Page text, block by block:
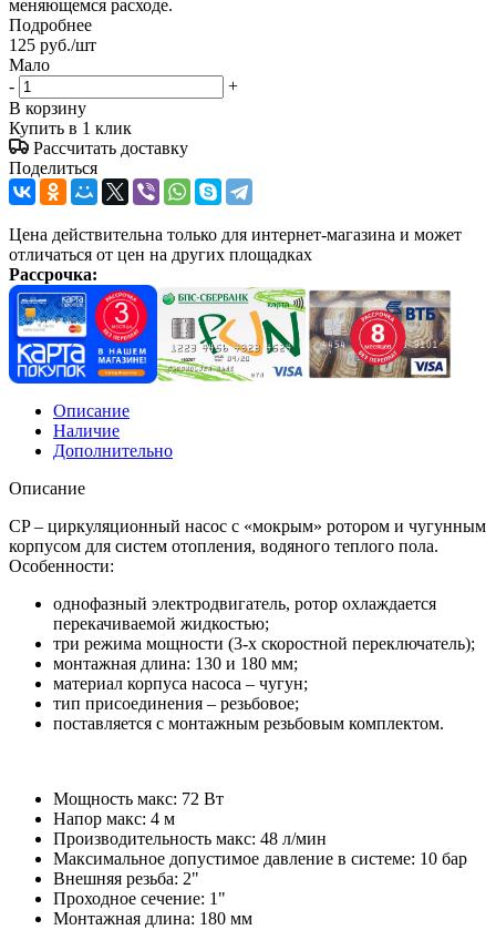
меняющемся расходе.
Подробнее
125 руб./шт
Мало
-
+
В корзину
Купить в 1 клик
Рассчитать доставку
Поделиться
Цена действительна только для интернет-магазина и может
отличаться от цен на других площадках
Рассрочка:
Описание
Наличие
Дополнительно
Описание
CP – циркуляционный насос с «мокрым» ротором и чугунным
корпусом для систем отопления, водяного теплого пола.
Особенности:
однофазный электродвигатель, ротор охлаждается
перекачиваемой жидкостью;
три режима мощности (3-х скоростной переключатель);
монтажная длина: 130 и 180 мм;
материал корпуса насоса – чугун;
тип присоединения – резьбовое;
поставляется с монтажным резьбовым комплектом.
Мощность макс: 72 Вт
Напор макс: 4 м
Производительность макс: 48 л/мин
Максимальное допустимое давление в системе: 10 бар
Внешняя резьба: 2"
Проходное сечение: 1"
Монтажная длина: 180 мм